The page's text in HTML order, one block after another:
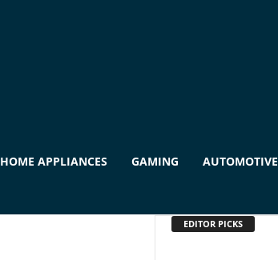
HOME APPLIANCES GAMING AUTOMOTIVE
EDITOR PICKS